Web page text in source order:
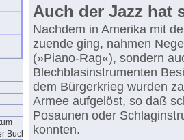
Buch
Auch der Jazz hat
Nachdem in Amerika mit
zuende ging, nahmen
(»Piano-Rag«), sondern
Blechblasinstrumenten
dem Bürgerkrieg wurden
Armee aufgelöst, so daß
Posaunen oder
konnten.